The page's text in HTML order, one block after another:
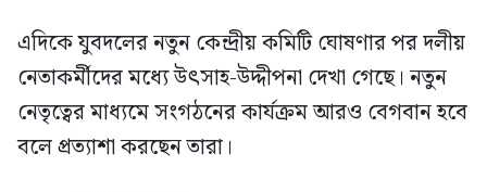
এদিকে যুবদলের নতুন কেন্দ্রীয় কমিটি ঘোষণার পর দলীয়
নেতাকর্মীদের মধ্যে উৎসাহ-উদ্দীপনা দেখা গেছে। নতুন
নেতৃত্বের মাধ্যমে সংগঠনের কার্যক্রম আরও বেগবান হবে
বলে প্রত্যাশা করছেন তারা।